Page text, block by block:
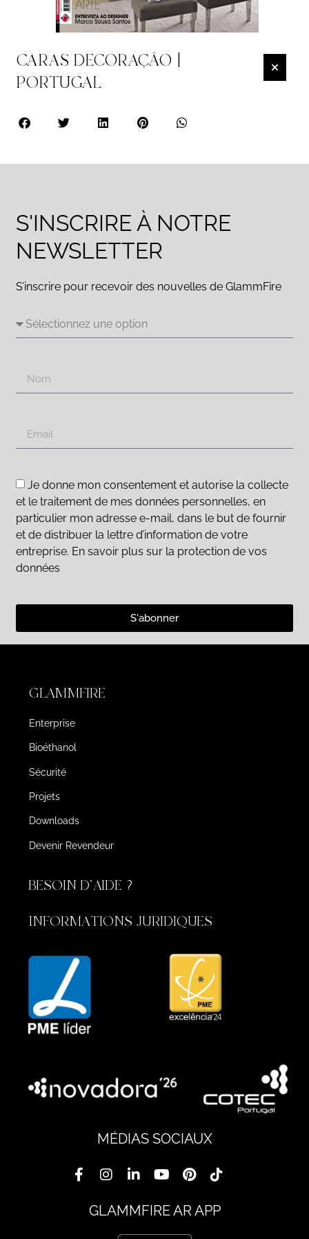
CARAS DECORAÇÃO |
PORTUGAL
S'INSCRIRE À NOTRE
NEWSLETTER
S’inscrire pour recevoir des nouvelles de GlammFire
Je donne mon consentement et autorise la collecte
et le traitement de mes données personnelles, en
particulier mon adresse e-mail, dans le but de fournir
et de distribuer la lettre d’information de votre
entreprise. En savoir plus sur la protection de vos
données
S'abonner
GLAMMFIRE
Enterprise
Bioéthanol
Sécurité
Projets
Downloads
Devenir Revendeur
BESOIN D'AIDE ?
INFORMATIONS JURIDIQUES
MÉDIAS SOCIAUX
GLAMMFIRE AR APP